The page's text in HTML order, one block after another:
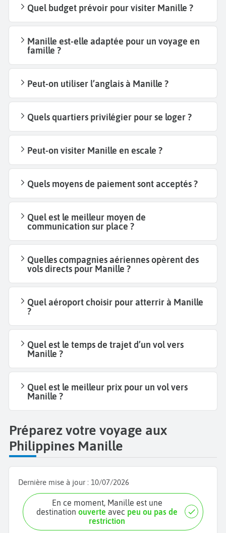
Quel budget prévoir pour visiter Manille ?
Manille est-elle adaptée pour un voyage en
famille ?
Peut-on utiliser l’anglais à Manille ?
Quels quartiers privilégier pour se loger ?
Peut-on visiter Manille en escale ?
Quels moyens de paiement sont acceptés ?
Quel est le meilleur moyen de
communication sur place ?
Quelles compagnies aériennes opèrent des
vols directs pour Manille ?
Quel aéroport choisir pour atterrir à Manille
?
Quel est le temps de trajet d’un vol vers
Manille ?
Quel est le meilleur prix pour un vol vers
Manille ?
Préparez votre voyage aux
Philippines Manille
Dernière mise à jour : 10/07/2026
En ce moment, Manille est une
destinationouverte avec peu ou pas de
restriction